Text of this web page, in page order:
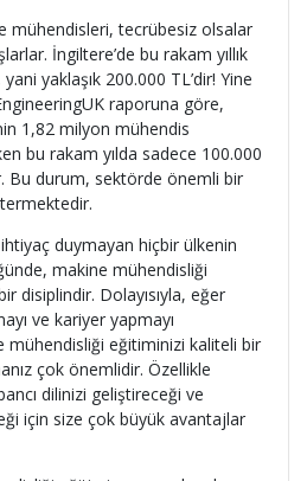
mühendisleri, tecrübesiz olsalar
İngiltere’de bu rakam yıllık
yaklaşık 200.000 TL’dir! Yine
raporuna göre,
1,82 milyon mühendis
bu rakam yılda sadece 100.000
Bu durum, sektörde önemli bir
duymayan hiçbir ülkenin
makine mühendisliği
disiplindir. Dolayısıyla, eğer
ve kariyer yapmayı
mühendisliği eğitiminizi kaliteli bir
çok önemlidir. Özellikle
dilinizi geliştireceği ve
için size çok büyük avantajlar